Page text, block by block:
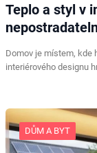
Teplo a styl v
Domov je místem, kde
interiérového designu
DŮM A BYT